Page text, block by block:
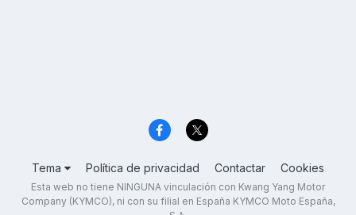
Tema Política de privacidad Contactar Cookies
Esta web no tiene NINGUNA vinculación con Kwang Yang Motor
Company (KYMCO), ni con su filial en España KYMCO Moto España,